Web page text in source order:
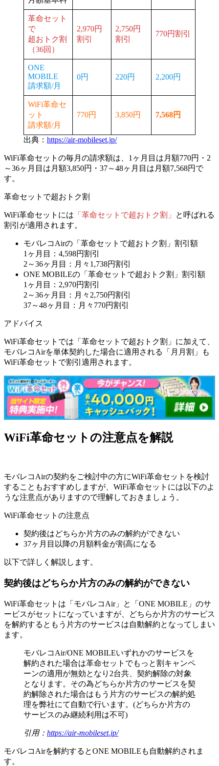
革命セット
で
超おトク割
（36回）
2,970円
割引
2,750円
割引
770円割引
ONE
MOBILE
請求額/月
0円 220円 2,200円
WiFi革命セ
ット
請求額/月
770円 3,850円 7,568円
出典： https://air-mobileset.jp/
WiFi革命セットの毎月の請求額は、 1ヶ月目は月額770円 ・ 2
～36ヶ月目は月額3,850円 ・ 37～48ヶ月目は月額7,568円 で
す。
革命セットで超おトク割
WiFi革命セットには 「革命セットで超おトク割」
と呼ばれる
割引が適用されます。
モバレコAirの「革命セットで超おトク割」割引額
1ヶ月目：4,598円割引
2～36ヶ月目：月々1,738円割引
ONE MOBILEの「革命セットで超おトク割」割引額
1ヶ月目：2,970円割引
2～36ヶ月目：月々2,750円割引
37～48ヶ月目：月々770円割引
アドバイス
WiFi革命セットでは「革命セットで超おトク割」に加えて、
モバレコAirを単体契約した場合に適用される「月月割」も
WiFi革命セットで割引適用されます。
WiFi革命セットの注意点を解説
モバレコAirの契約をご検討中の方にWiFi革命セットを検討
することもおすすめしますが、WiFi革命セットには以下のよ
うな注意点がありますので理解しておきましょう。
WiFi革命セットの注意点
契約後はどちらか片方のみの解約ができない
37ヶ月目以降の月額料金が割高になる
以下で詳しく解説します。
契約後はどちらか片方のみの解約ができない
WiFi革命セットは「モバレコAir」と「ONE MOBILE」のサ
ービスがセットになっていますが、
どちらか片方のサービス
を解約するともう片方のサービスは自動解約となってしまい
ます。
モバレコAir/ONE MOBILEいずれかのサービスを
解約された場合は革命セットでもっと割キャンペ
ーンの適用が無効となり2台共、契約解除の対象
となります。その為どちらか片方のサービスを契
約解除された場合はもう片方のサービスの解約処
理を弊社にて自動で行います。 (どちらか片方の
サービスのみ継続利用は不可)
引用： https://air-mobileset.jp/
モバレコAirを解約するとONE MOBILEも自動解約されま
す。